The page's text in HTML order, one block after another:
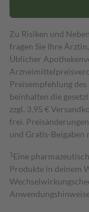
Zu Risiken und
fragen Sie Ihre
Üblicher
Preisempfehlung
beinhalten die
zzgl. 3,95 €
frei.
und Gratis-Beigaben
1 Eine
Produkte in deinem